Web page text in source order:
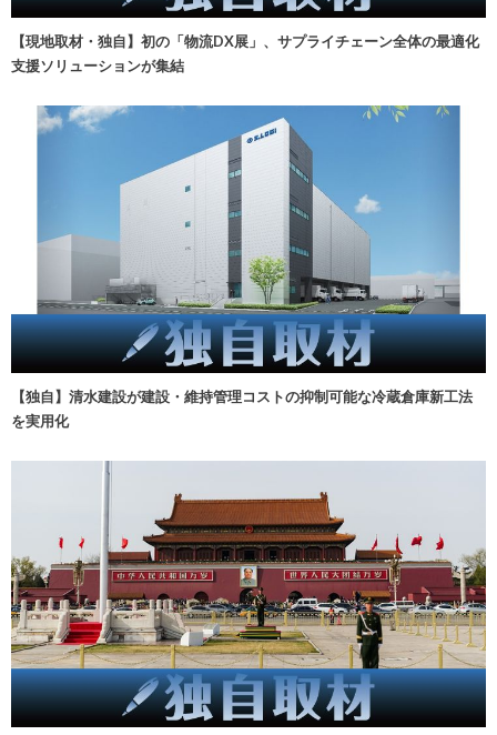
【現地取材・独自】初の「物流DX展」、サプライチェーン全体の最適化
支援ソリューションが集結
【独自】清水建設が建設・維持管理コストの抑制可能な冷蔵倉庫新工法
を実用化